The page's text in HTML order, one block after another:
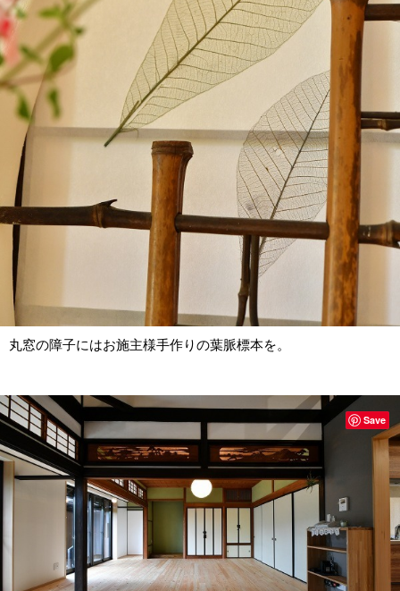
丸窓の障子にはお施主様手作りの葉脈標本を。
Save